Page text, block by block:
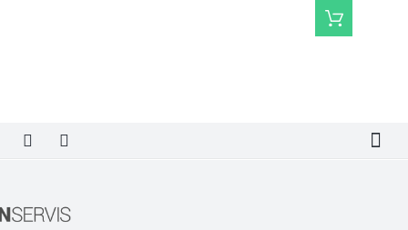
Nákupný
košík